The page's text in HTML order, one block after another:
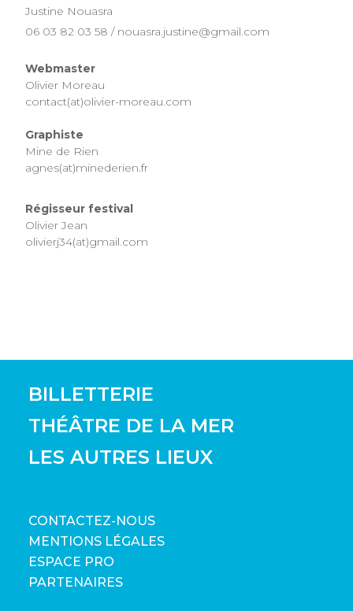
Justine Nouasra
06 03 82 03 58 / nouasra.justine@gmail.com
Webmaster
Olivier Moreau
contact(at)olivier-moreau.com
Graphiste
Mine de Rien
agnes(at)minederien.fr
Régisseur festival
Olivier Jean
olivierj34(at)gmail.com
BILLETTERIE
THÉÂTRE DE LA MER
LES AUTRES LIEUX
CONTACTEZ-NOUS
MENTIONS LÉGALES
ESPACE PRO
PARTENAIRES